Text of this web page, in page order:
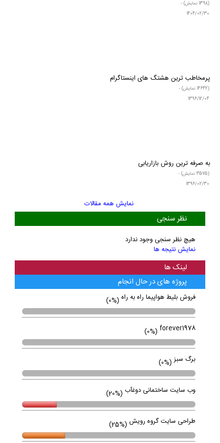
(376 نمایش) -
1404/09/14
(1398 نمایش) -
1404/02/30
پرمخاطب ترین هشتگ های اینستاگرام
1396/12/04
به صرفه ترین روش بازاریابی
1396/02/30
نظر سنجی
هیچ نظر سنجی وجود ندارد
نمایش نتیجه ها
لینک ها